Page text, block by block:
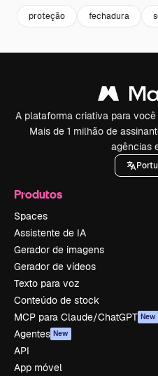
proteção fechadura
A plataforma criativa para
Mais de 1 milhão de
agências
Produtos
Spaces
Assistente de IA
Gerador de imagens
Gerador de vídeos
Texto para voz
Conteúdo de stock
MCP para Claude/ChatGPT New
Agentes New
API
App móvel